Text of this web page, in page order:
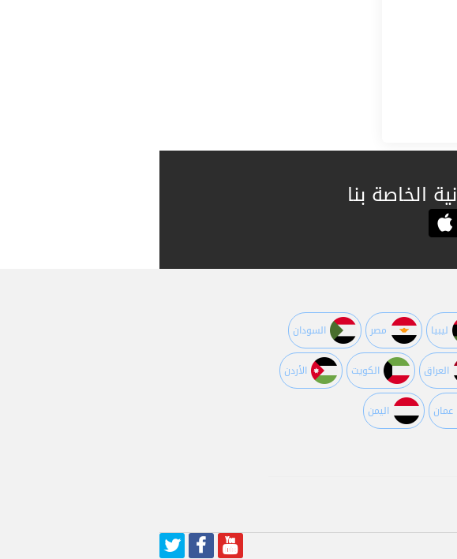
الخاصة بنا
ليبيا مصر السودان
العراق الكويت اﻷردن
عمان اليمن